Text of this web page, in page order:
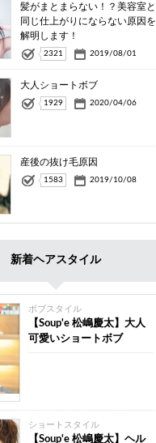
髪がまとまらない！？美容室と
同じ仕上がりにならない原因を
解明します！
2321 2019/08/01
大人ショートボブ
1929 2020/04/06
産後の抜け毛原因
1583 2019/10/08
新着ヘアスタイル
ボブスタイル
【Soup'e 松嶋慶太】大人
可愛いショートボブ
ショートスタイル
【Soup'e 松嶋慶太】ヘル